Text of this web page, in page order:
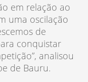
em relação ao
uma oscilação
de
conquistar
analisou
de Bauru.